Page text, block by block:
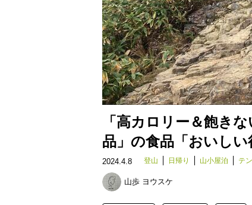
「高カロリー＆飽き
品」の食品「おいしい
2024.4.8 登山 日帰り 山小屋泊 テ
山歩 ヨウスケ